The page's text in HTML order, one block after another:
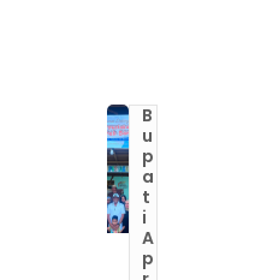
B
u
p
a
t
i
A
p